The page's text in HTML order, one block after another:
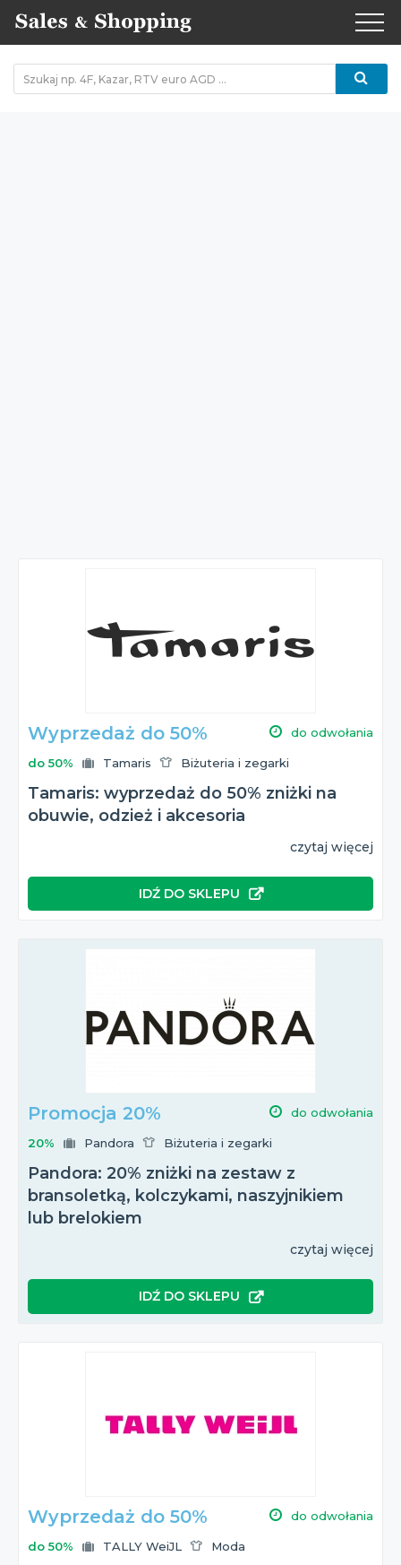
Wyprzedaż do 50% do odwołania
do 50% Tamaris Biżuteria i zegarki
Tamaris: wyprzedaż do 50% zniżki na
obuwie, odzież i akcesoria
czytaj więcej
IDŹ DO SKLEPU
Promocja 20% do odwołania
20% Pandora Biżuteria i zegarki
Pandora: 20% zniżki na zestaw z
bransoletką, kolczykami, naszyjnikiem
lub brelokiem
czytaj więcej
IDŹ DO SKLEPU
Wyprzedaż do 50% do odwołania
do 50% TALLY WeiJL Moda